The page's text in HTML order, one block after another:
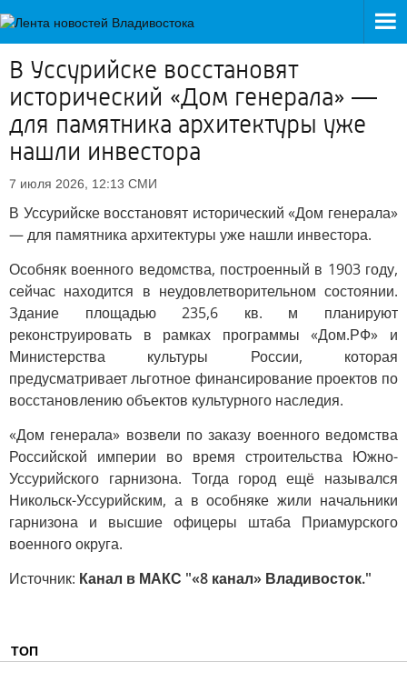
В Уссурийске восстановят
исторический «Дом генерала» —
для памятника архитектуры уже
нашли инвестора
7 июля 2026, 12:13 СМИ
В Уссурийске восстановят исторический «Дом генерала»
— для памятника архитектуры уже нашли инвестора.
Особняк военного ведомства, построенный в 1903 году,
сейчас находится в неудовлетворительном состоянии.
Здание площадью 235,6 кв. м планируют
реконструировать в рамках программы «Дом.РФ» и
Министерства культуры России, которая
предусматривает льготное финансирование проектов по
восстановлению объектов культурного наследия.
«Дом генерала» возвели по заказу военного ведомства
Российской империи во время строительства Южно-
Уссурийского гарнизона. Тогда город ещё назывался
Никольск-Уссурийским, а в особняке жили начальники
гарнизона и высшие офицеры штаба Приамурского
военного округа.
Источник: Канал в МАКС "«8 канал» Владивосток."
ТОП